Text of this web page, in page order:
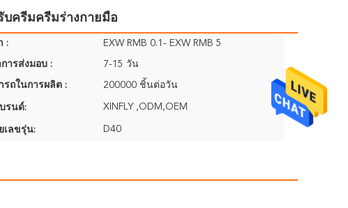
ครีมครีมร่างกายมือ
: EXW RMB 0.1- EXW RMB 5
การส่งมอบ : 7-15 วัน
รถในการผลิต : 200000 ชิ้นต่อวัน
รนด์: XINFLY ,ODM,OEM
เลขรุ่น: D40